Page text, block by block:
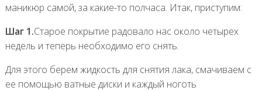
маникюр самой, за какие-то полчаса. Итак, приступим:
Шаг 1.Старое покрытие радовало нас около четырех
недель и теперь необходимо его снять.
Для этого берем жидкость для снятия лака, смачиваем с
ее помощью ватные диски и каждый ноготь